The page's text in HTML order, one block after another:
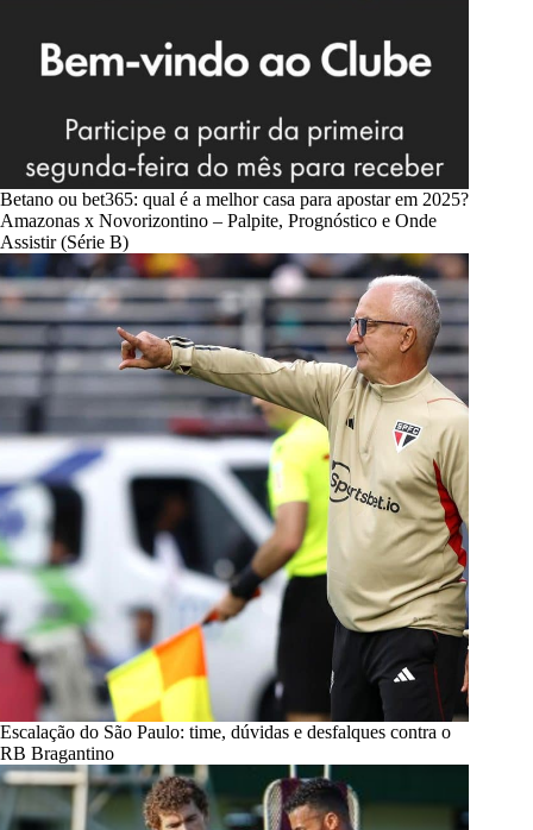
Betano ou bet365: qual é a melhor casa para apostar em 2025?
Amazonas x Novorizontino – Palpite, Prognóstico e Onde
Assistir (Série B)
Escalação do São Paulo: time, dúvidas e desfalques contra o
RB Bragantino